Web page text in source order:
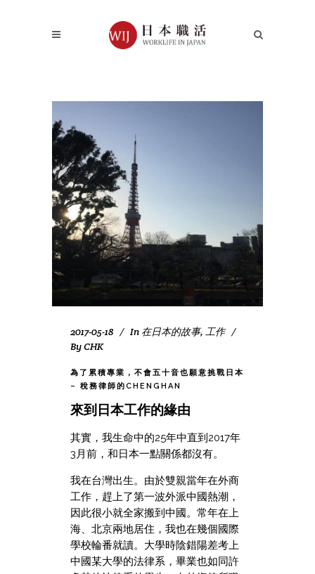
2017-05-18 In 在日本的故事, 工作
ByCHK
為了累積專業，不會五十音也願意挑戰日本
– 稅務律師的CHENGHAN
來到日本工作的緣由
其實，我生命中的25年中直到2017年
3月前，和日本一點關係都沒有。
我在台灣出生。由於雙親當年在外商
工作，趕上了第一波外派中國熱潮，
因此很小就全家搬到中國。常年在上
海、北京兩地居住，我也在幾個國際
學校輪番就讀。大學時陰錯陽差考上
中國某大學的法律系，畢業也如同許